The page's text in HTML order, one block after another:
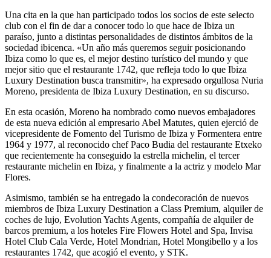
Una cita en la que han participado todos los socios de este selecto
club con el fin de dar a conocer todo lo que hace de Ibiza un
paraíso, junto a distintas personalidades de distintos ámbitos de la
sociedad ibicenca. «Un año más queremos seguir posicionando
Ibiza como lo que es, el mejor destino turístico del mundo y que
mejor sitio que el restaurante 1742, que refleja todo lo que Ibiza
Luxury Destination busca transmitir», ha expresado orgullosa Nuria
Moreno, presidenta de Ibiza Luxury Destination, en su discurso.
En esta ocasión, Moreno ha nombrado como nuevos embajadores
de esta nueva edición al empresario Abel Matutes, quien ejerció de
vicepresidente de Fomento del Turismo de Ibiza y Formentera entre
1964 y 1977, al reconocido chef Paco Budia del restaurante Etxeko
que recientemente ha conseguido la estrella michelin, el tercer
restaurante michelin en Ibiza, y finalmente a la actriz y modelo Mar
Flores.
Asimismo, también se ha entregado la condecoración de nuevos
miembros de Ibiza Luxury Destination a Class Premium, alquiler de
coches de lujo, Evolution Yachts Agents, compañía de alquiler de
barcos premium, a los hoteles Fire Flowers Hotel and Spa, Invisa
Hotel Club Cala Verde, Hotel Mondrian, Hotel Mongibello y a los
restaurantes 1742, que acogió el evento, y STK.